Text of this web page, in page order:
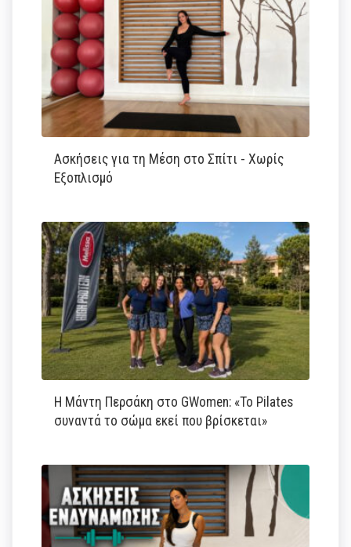
Ασκήσεις για τη Μέση στο Σπίτι - Χωρίς
Εξοπλισμό
Η Μάντη Περσάκη στο GWomen: «Το Pilates
συναντά το σώμα εκεί που βρίσκεται»